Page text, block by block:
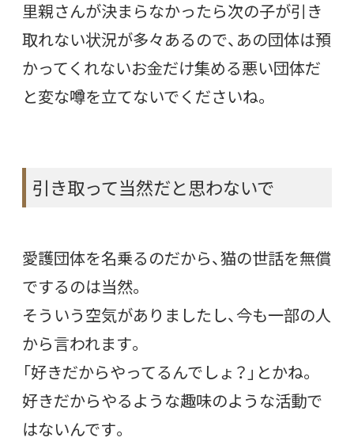
里親さんが決まらなかったら次の子が引き
取れない状況が多々あるので、あの団体は預
かってくれないお金だけ集める悪い団体だ
と変な噂を立てないでくださいね。
引き取って当然だと思わないで
愛護団体を名乗るのだから、猫の世話を無償
でするのは当然。
そういう空気がありましたし、今も一部の人
から言われます。
「好きだからやってるんでしょ？」とかね。
好きだからやるような趣味のような活動で
はないんです。